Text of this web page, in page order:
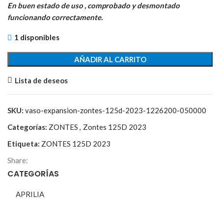
original
era:
actual
es:
En buen estado de uso , comprobado y desmontado
funcionando correctamente.
1 disponibles
AÑADIR AL CARRITO
Lista de deseos
SKU: vaso-expansion-zontes-125d-2023-1226200-050000
Categorías: ZONTES , Zontes 125D 2023
Etiqueta: ZONTES 125D 2023
Share:
CATEGORÍAS
APRILIA